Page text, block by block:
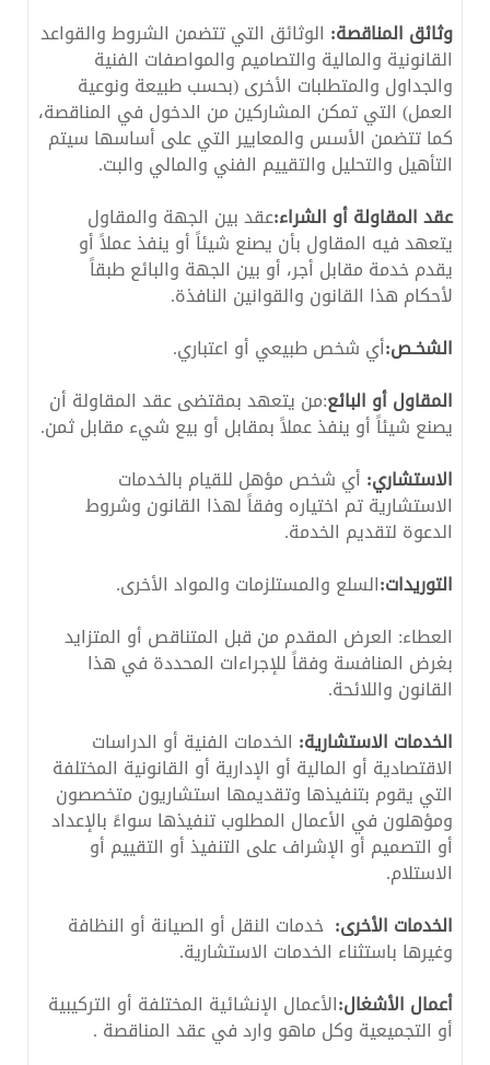
وثائق المناقصة: الوثائق التي تتضمن الشروط والقواعد
القانونية والمالية والتصاميم والمواصفات الفنية
والجداول والمتطلبات الأخرى (بحسب طبيعة ونوعية
العمل) التي تمكن المشاركين من الدخول في المناقصة،
كما تتضمن الأسس والمعايير التي على أساسها سيتم
التأهيل والتحليل والتقييم الفني والمالي والبت.
عقد المقاولة أو الشراء:عقد بين الجهة والمقاول
يتعهد فيه المقاول بأن يصنع شيئاً أو ينفذ عملاً أو
يقدم خدمة مقابل أجر، أو بين الجهة والبائع طبقاً
لأحكام هذا القانون والقوانين النافذة.
الشخـص:أي شخص طبيعي أو اعتباري.
المقاول أو البائع:من يتعهد بمقتضى عقد المقاولة أن
يصنع شيئاً أو ينفذ عملاً بمقابل أو بيع شيء مقابل ثمن.
الاستشاري: أي شخص مؤهل للقيام بالخدمات
الاستشارية تم اختياره وفقاً لهذا القانون وشروط
الدعوة لتقديم الخدمة.
التوريدات:السلع والمستلزمات والمواد الأخرى.
العطاء: العرض المقدم من قبل المتناقص أو المتزايد
بغرض المنافسة وفقاً للإجراءات المحددة في هذا
القانون واللائحة.
الخدمات الاستشارية: الخدمات الفنية أو الدراسات
الاقتصادية أو المالية أو الإدارية أو القانونية المختلفة
التي يقوم بتنفيذها وتقديمها استشاريون متخصصون
ومؤهلون في الأعمال المطلوب تنفيذها سواءً بالإعداد
أو التصميم أو الإشراف على التنفيذ أو التقييم أو
الاستلام.
الخدمات الأخرى: خدمات النقل أو الصيانة أو النظافة
وغيرها باستثناء الخدمات الاستشارية.
أعمال الأشغال:الأعمال الإنشائية المختلفة أو التركيبية
أو التجميعية وكل ماهو وارد في عقد المناقصة .